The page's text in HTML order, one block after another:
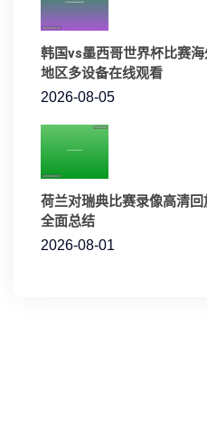
韩国vs墨西哥世界杯比赛
地区多设备在线观看
2026-08-05
荷兰对瑞典比赛录像高清
全面总结
2026-08-01